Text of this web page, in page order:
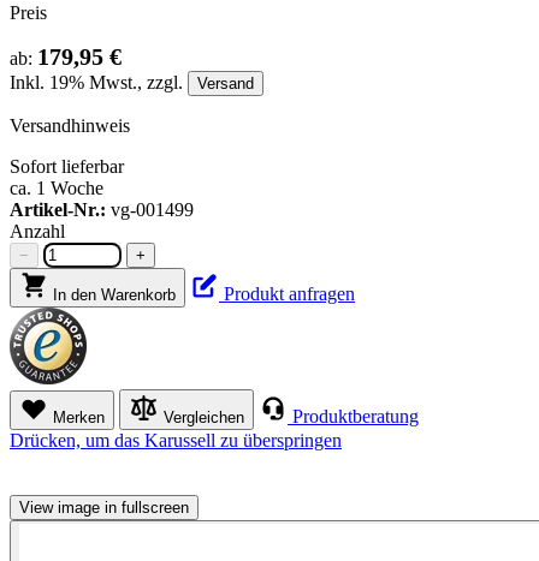
Preis
ab: 179,95 €
Inkl. 19% Mwst., zzgl. Versand
Versandhinweis
Sofort lieferbar
ca. 1 Woche
Artikel-Nr.: vg-001499
Anzahl
− +
In den Warenkorb Produkt anfragen
Merken Vergleichen
Produktberatung
Drücken, um das Karussell zu überspringen
View image in fullscreen